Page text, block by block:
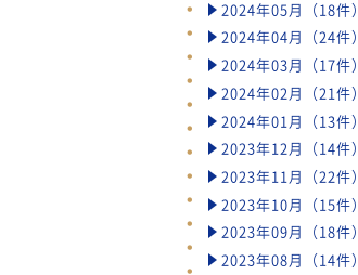
2024年05月（18件）
2024年04月（24件）
2024年03月（17件）
2024年02月（21件）
2024年01月（13件）
2023年12月（14件）
2023年11月（22件）
2023年10月（15件）
2023年09月（18件）
2023年08月（14件）